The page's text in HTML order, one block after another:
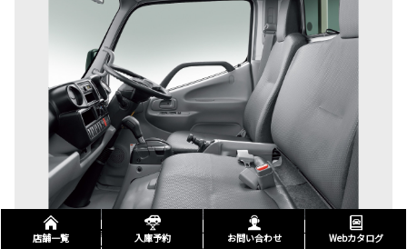
写真は標準キャブ・標準デッキ・フルジャストロー・2.0トン積・ディーゼル車。ボディカラ
ーはホワイト＜058＞。“Sパッケージ”装着車。 車型番号8
店舗一覧 入庫予約 お問い合わせ Webカタログ